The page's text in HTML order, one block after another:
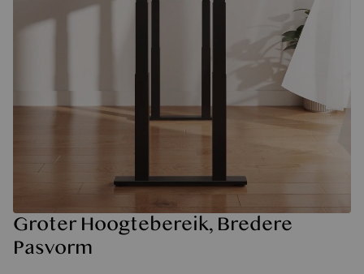
Groter Hoogtebereik, Bredere
Pasvorm